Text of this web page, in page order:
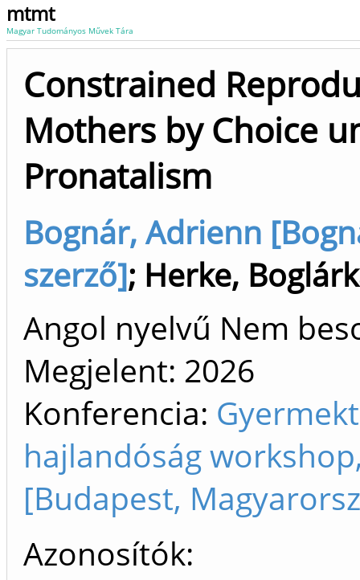
mtmt
Magyar Tudományos Művek Tára
Constrained
Mothers by Choice
Pronatalism
Bognár, Adrienn
szerző]; Herke,
Angol nyelvű Nem
Megjelent: 2026
Konferencia:
hajlandóság
[Budapest,
Azonosítók